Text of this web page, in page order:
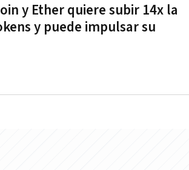
y Ether quiere subir 14x la
y puede impulsar su